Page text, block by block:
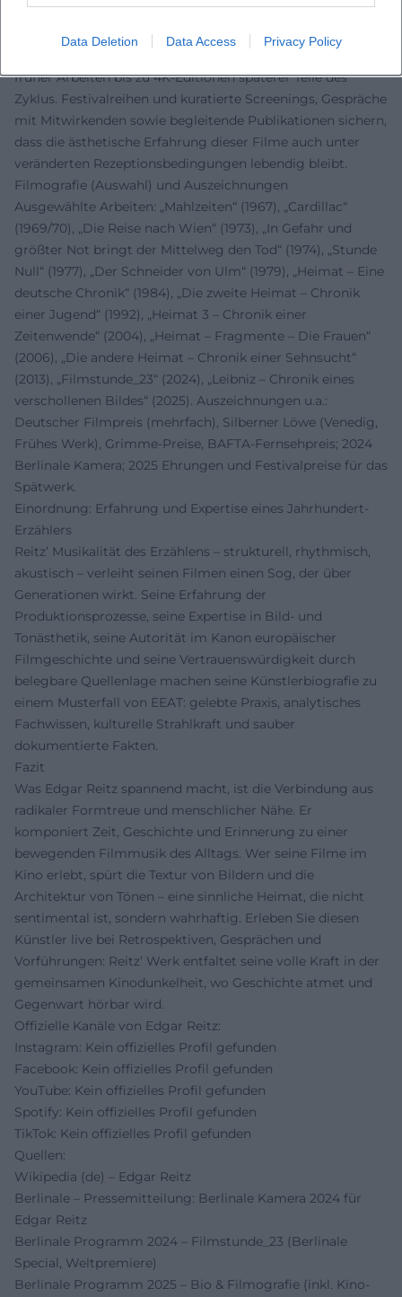
Data Deletion Data Access Privacy Policy
Theorie. Die Edgar Reitz Filmstiftung widmet sich der
Erhaltung, Restaurierung und Zugänglichmachung seines
früher Arbeiten bis zu 4K-Editionen späterer Teile des
Zyklus. Festivalreihen und kuratierte Screenings, Gespräche
mit Mitwirkenden sowie begleitende Publikationen sichern,
dass die ästhetische Erfahrung dieser Filme auch unter
veränderten Rezeptionsbedingungen lebendig bleibt.
Filmografie (Auswahl) und Auszeichnungen
Ausgewählte Arbeiten: „Mahlzeiten“ (1967), „Cardillac“
(1969/70), „Die Reise nach Wien“ (1973), „In Gefahr und
größter Not bringt der Mittelweg den Tod“ (1974), „Stunde
Null“ (1977), „Der Schneider von Ulm“ (1979), „Heimat – Eine
deutsche Chronik“ (1984), „Die zweite Heimat – Chronik
einer Jugend“ (1992), „Heimat 3 – Chronik einer
Zeitenwende“ (2004), „Heimat – Fragmente – Die Frauen“
(2006), „Die andere Heimat – Chronik einer Sehnsucht“
(2013), „Filmstunde_23“ (2024), „Leibniz – Chronik eines
verschollenen Bildes“ (2025). Auszeichnungen u.a.:
Deutscher Filmpreis (mehrfach), Silberner Löwe (Venedig,
Frühes Werk), Grimme-Preise, BAFTA-Fernsehpreis; 2024
Berlinale Kamera; 2025 Ehrungen und Festivalpreise für das
Spätwerk.
Einordnung: Erfahrung und Expertise eines Jahrhundert-
Erzählers
Reitz’ Musikalität des Erzählens – strukturell, rhythmisch,
akustisch – verleiht seinen Filmen einen Sog, der über
Generationen wirkt. Seine Erfahrung der
Produktionsprozesse, seine Expertise in Bild- und
Tonästhetik, seine Autorität im Kanon europäischer
Filmgeschichte und seine Vertrauenswürdigkeit durch
belegbare Quellenlage machen seine Künstlerbiografie zu
einem Musterfall von EEAT: gelebte Praxis, analytisches
Fachwissen, kulturelle Strahlkraft und sauber
dokumentierte Fakten.
Fazit
Was Edgar Reitz spannend macht, ist die Verbindung aus
radikaler Formtreue und menschlicher Nähe. Er
komponiert Zeit, Geschichte und Erinnerung zu einer
bewegenden Filmmusik des Alltags. Wer seine Filme im
Kino erlebt, spürt die Textur von Bildern und die
Architektur von Tönen – eine sinnliche Heimat, die nicht
sentimental ist, sondern wahrhaftig. Erleben Sie diesen
Künstler live bei Retrospektiven, Gesprächen und
Vorführungen: Reitz’ Werk entfaltet seine volle Kraft in der
gemeinsamen Kinodunkelheit, wo Geschichte atmet und
Gegenwart hörbar wird.
Offizielle Kanäle von Edgar Reitz:
Instagram: Kein offizielles Profil gefunden
Facebook: Kein offizielles Profil gefunden
YouTube: Kein offizielles Profil gefunden
Spotify: Kein offizielles Profil gefunden
TikTok: Kein offizielles Profil gefunden
Quellen:
Wikipedia (de) – Edgar Reitz
Berlinale – Pressemitteilung: Berlinale Kamera 2024 für
Edgar Reitz
Berlinale Programm 2024 – Filmstunde_23 (Berlinale
Special, Weltpremiere)
Berlinale Programm 2025 – Bio & Filmografie (inkl. Kino-